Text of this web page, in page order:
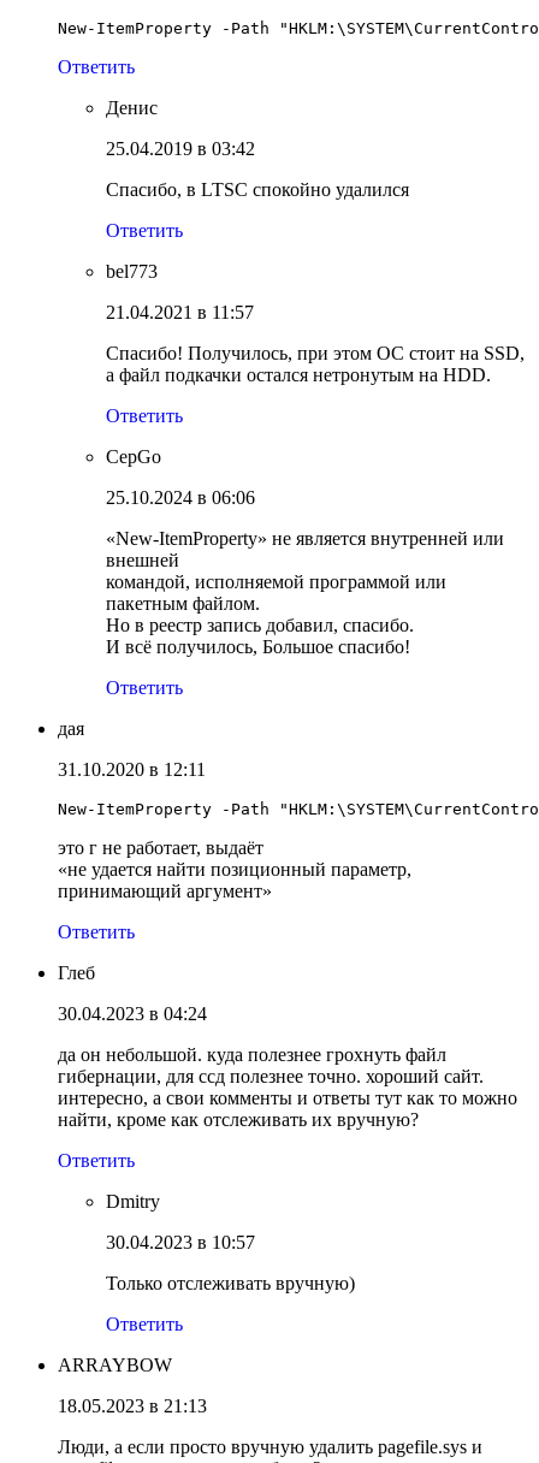
New-ItemProperty -Path
Ответить
Денис
25.04.2019 в 03:42
Спасибо, в LTSC спокойно удалился
Ответить
bel773
21.04.2021 в 11:57
Спасибо! Получилось, при этом ОС стоит на SSD,
а файл подкачки остался нетронутым на HDD.
Ответить
CepGo
25.10.2024 в 06:06
«New-ItemProperty» не является внутренней или
внешней
командой, исполняемой программой или
пакетным файлом.
Но в реестр запись добавил, спасибо.
И всё получилось, Большое спасибо!
Ответить
дая
31.10.2020 в 12:11
New-ItemProperty -Path
это г не работает, выдаёт
«не удается найти позиционный параметр,
принимающий аргумент»
Ответить
Глеб
30.04.2023 в 04:24
да он небольшой. куда полезнее грохнуть файл
гибернации, для ссд полезнее точно. хороший сайт.
интересно, а свои комменты и ответы тут как то можно
найти, кроме как отслеживать их вручную?
Ответить
Dmitry
30.04.2023 в 10:57
Только отслеживать вручную)
Ответить
ARRAYBOW
18.05.2023 в 21:13
Люди, а если просто вручную удалить pagefile.sys и